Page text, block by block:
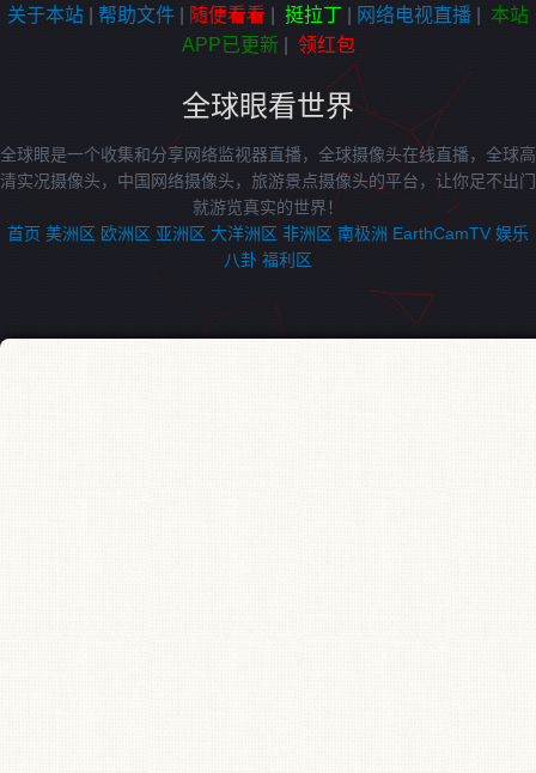
关于本站 帮助文件 随便看看 挺拉丁 网络电视直播
本站
APP已更新| 领红包
全球眼看世界
全球眼是一个收集和分享网络监视器直播，全球摄像头在线直播，全球高
清实况摄像头，中国网络摄像头，旅游景点摄像头的平台，让你足不出门
就游览真实的世界！
首页 美洲区 欧洲区 亚洲区 大洋洲区 非洲区 南极洲 EarthCamTV 娱乐
八卦 福利区